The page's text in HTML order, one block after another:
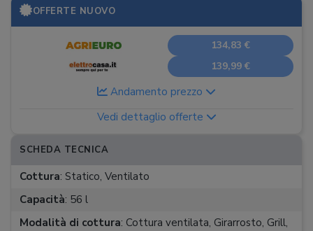
OFFERTE NUOVO
134,83 €
139,99 €
Andamento prezzo
Vedi dettaglio offerte
SCHEDA TECNICA
Cottura: Statico, Ventilato
Capacità: 56 l
Modalità di cottura: Cottura ventilata, Girarrosto, Grill,